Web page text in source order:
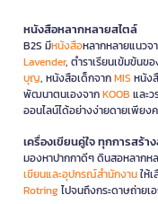
หนังสือหลากหลายสไตล์
B2S มีหนังสือหลากหลายแนวจ
Lavender, ตำราเรียนเข้มข้นข
บุญ, หนังสือเด็กจากMIS หนัง
พัฒนาตนเองจากKOOB และ
ออนไลน์ได้อย่างง่ายดายเพียง
เครื่องเขียนคู่ใจ ทุกการสร้า
มองหาปากกาดีๆ ดินสอหลาก
เขียนและอุปกรณ์สำนักงานให้
Rotringไปจนถึงกระดาษถ่ายเ